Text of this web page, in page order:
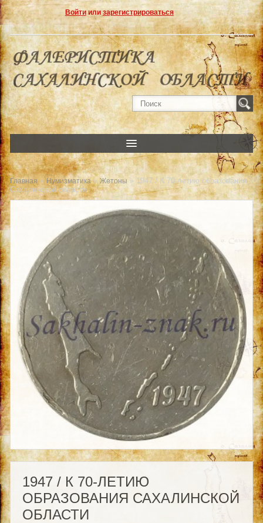
Войтиили зарегистрироваться
Главная » Нумизматика»Жетоны » 1947 / К 70-летию образования
Сахалинской области
1947 / К 70-ЛЕТИЮ
ОБРАЗОВАНИЯ САХАЛИНСКОЙ
ОБЛАСТИ